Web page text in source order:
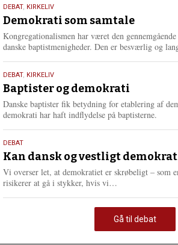
18.
maj
2026
DEBAT, KIRKELIV
Demokrati som samtale
Kongregationalismen har været den
danske baptistmenigheder. Den er besværlig og
18.
maj
2026
DEBAT, KIRKELIV
Baptister og demokrati
Danske baptister fik betydning for etablering af
demokrati har haft indflydelse på baptisterne.
18.
maj
2026
DEBAT
Kan dansk og vestligt
Vi overser let, at demokratiet er skrøbeligt – som
risikerer at gå i stykker, hvis vi…
m
e
Gå til debat